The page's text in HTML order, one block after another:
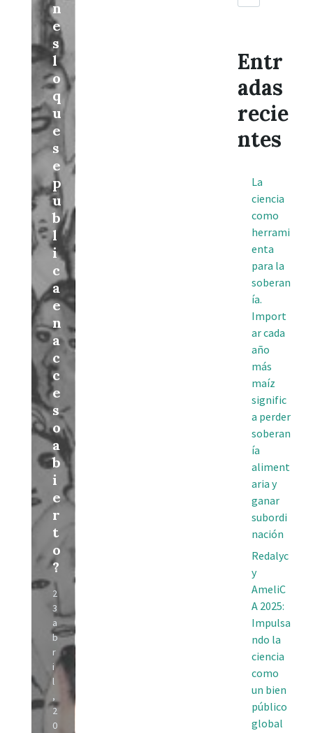
n
e
s
l
o
q
u
e
s
e
p
u
b
l
i
c
a
e
n
a
c
c
e
s
o
a
b
i
e
r
t
o
?
2
3
a
b
r
i
l
,
2
0
Entr
adas
recie
ntes
La
ciencia
como
herrami
enta
para la
soberan
ía.
Import
ar cada
año
más
maíz
signific
a perder
soberan
ía
aliment
aria y
ganar
subordi
nación
Redalyc
y
AmeliC
A 2025:
Impulsa
ndo la
ciencia
como
un bien
público
global